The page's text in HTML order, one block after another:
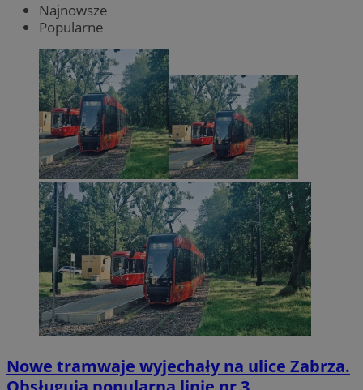
Najnowsze
Popularne
Nowe tramwaje wyjechały na ulice Zabrza.